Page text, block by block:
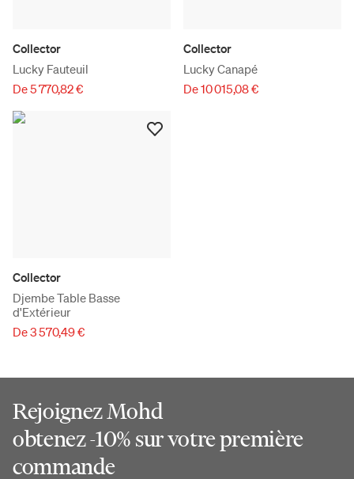
Collector
Lucky Fauteuil
De 5 770,82 €
Collector
Lucky Canapé
De 10 015,08 €
Collector
Djembe Table Basse
d'Extérieur
De 3 570,49 €
Rejoignez Mohd
obtenez -10% sur votre première
commande